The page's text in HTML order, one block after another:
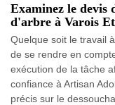
Examinez le devis
d'arbre à Varois
Quelque soit le travail
de se rendre en
exécution de la tâche
confiance à Artisan
précis sur le